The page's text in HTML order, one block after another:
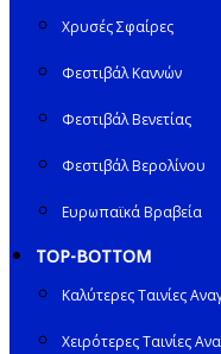
Χρυσές Σφαίρες
Φεστιβάλ Καννών
Φεστιβάλ Βενετίας
Φεστιβάλ Βερολίνου
Ευρωπαϊκά Βραβεία
TOP-BOTTOM
Καλύτερες Ταινίες
Χειρότερες Ταινίες